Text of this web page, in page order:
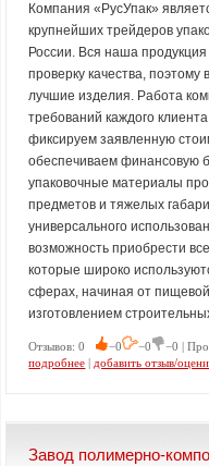
Компания «РусУпак»
крупнейших трейдеров
России. Вся наша
проверку качества, поэтому
лучшие изделия. Работа
требований каждого
фиксируем заявленную
обеспечиваем финансовую
упаковочные материалы
предметов и тяжелых
универсального
возможность приобрести
которые широко
сферах, начиная от
изготовлением
Отзывов: 0 −0 −0 −0 |
подробнее | добавить отзыв/
Завод полимерно-